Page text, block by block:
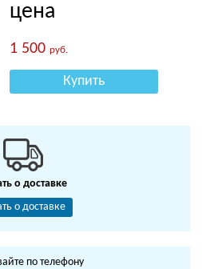
цена
1 500руб.
Купить
о доставке
о доставке
по телефону